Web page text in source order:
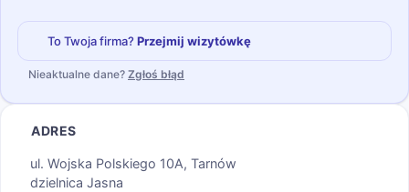
To Twoja firma? Przejmij wizytówkę
Nieaktualne dane? Zgłoś błąd
ADRES
ul. Wojska Polskiego 10A, Tarnów
dzielnica Jasna